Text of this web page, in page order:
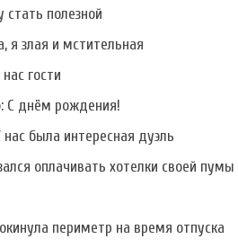
Алены
Павловой
Фото Сергея
стать полезной
я злая и мстительная
гости
С днём рождения!
была интересная дуэль
оплачивать хотелки своей пумы
периметр на время отпуска